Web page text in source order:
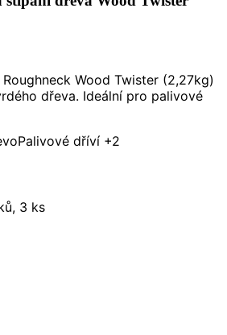
Wood Twister (2,27kg)
dřeva. Ideální pro palivové
Palivové dříví +2
3 ks